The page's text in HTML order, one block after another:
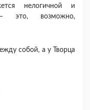
нелогичной и
— это, возможно,
собой, а у Творца